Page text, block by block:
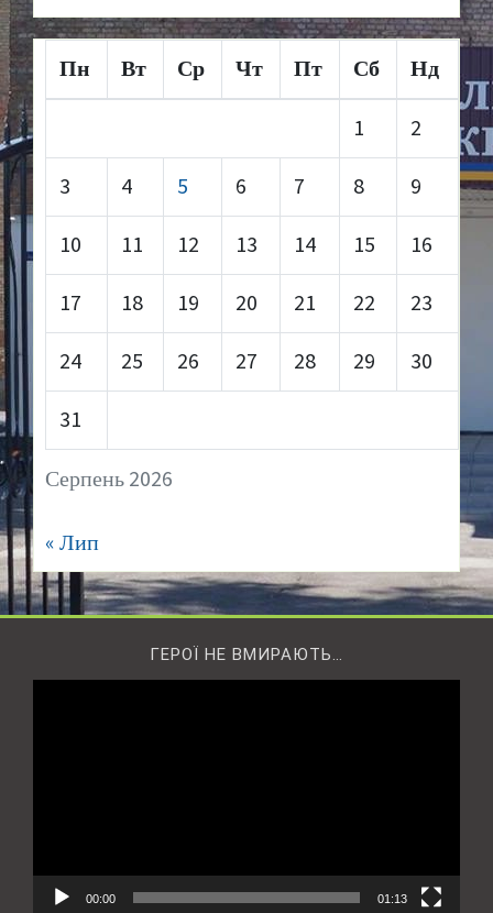
Серпень 2026
Пн Вт Ср Чт Пт Сб Нд
1 2
3 4 5 6 7 8 9
10 11 12 13 14 15 16
17 18 19 20 21 22 23
24 25 26 27 28 29 30
31
« Лип
ГЕРОЇ НЕ ВМИРАЮТЬ…
00:00 01:13